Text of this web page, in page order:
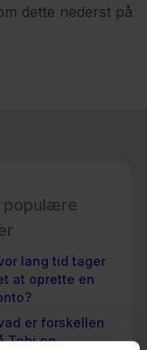
dette nederst på
populære
lang tid tager
at oprette en
er forskellen
Tobi og